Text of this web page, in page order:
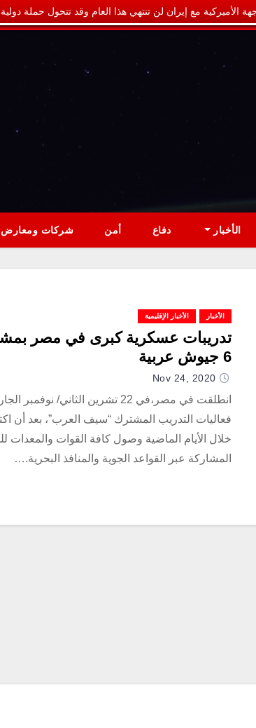
الأميركية مع إيران لن تنتهي هذا العام وقد تتحول حملة
الأخبار دفاع أمن شركات ومعارض
الأخبار الأخبار الإقليمية
تدريبات عسكرية كبرى في مصر
6 جيوش عربية
Nov 24, 2020
انطلقت في مصر،في 22 تشرين الثاني/ نوفمبر
فعاليات التدريب المشترك “سيف العرب”، بعد أن
خلال الأيام الماضية وصول كافة القوات والمعدات
المشاركة عبر القواعد الجوية والمنافذ البحرية.…